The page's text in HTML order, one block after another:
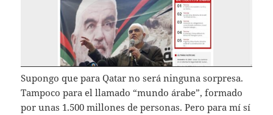
Supongo que para Qatar no será ninguna sorpresa.
Tampoco para el llamado “mundo árabe”, formado
por unas 1.500 millones de personas. Pero para mí sí